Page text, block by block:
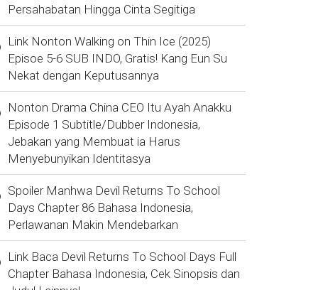
Persahabatan Hingga Cinta Segitiga
Link Nonton Walking on Thin Ice (2025)
Episoe 5-6 SUB INDO, Gratis! Kang Eun Su
Nekat dengan Keputusannya
Nonton Drama China CEO Itu Ayah Anakku
Episode 1 Subtitle/Dubber Indonesia,
Jebakan yang Membuat ia Harus
Menyebunyikan Identitasya
Spoiler Manhwa Devil Returns To School
Days Chapter 86 Bahasa Indonesia,
Perlawanan Makin Mendebarkan
Link Baca Devil Returns To School Days Full
Chapter Bahasa Indonesia, Cek Sinopsis dan